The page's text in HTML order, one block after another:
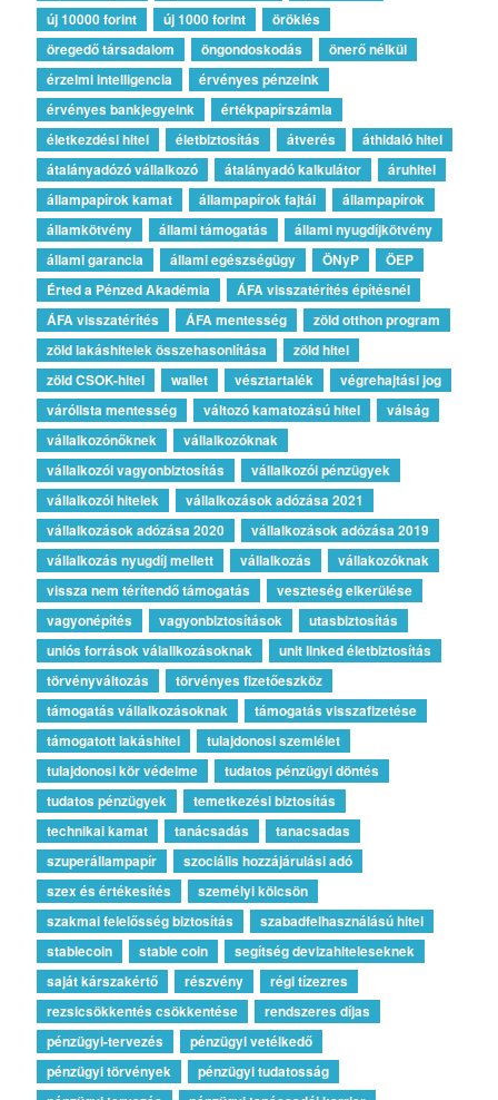
új 10000 forint
új 1000 forint
öröklés
öregedő társadalom
öngondoskodás
önerő nélkül
érzelmi intelligencia
érvényes pénzeink
érvényes bankjegyeink
értékpapírszámla
életkezdési hitel
életbiztosítás átverés
áthidaló hitel
átalányadózó vállalkozó
átalányadó kalkulátor
áruhitel
állampapírok kamat
állampapírok fajtái
állampapírok
államkötvény
állami támogatás
állami nyugdíjkötvény
állami garancia
állami egészségügy ÖNyP
ÖEP
Érted a Pénzed Akadémia
ÁFA visszatérítés építésnél
ÁFA visszatérítés
ÁFA mentesség
zöld otthon program
zöld lakáshitelek összehasonlítása
zöld hitel
zöld CSOK-hitel
wallet vésztartalék
végrehajtási jog
várólista mentesség
változó kamatozású hitel
válság
vállalkozónőknek
vállalkozóknak
vállalkozói vagyonbiztosítás
vállalkozói pénzügyek
vállalkozói hitelek
vállalkozások adózása 2021
vállalkozások adózása 2020
vállalkozások adózása 2019
vállalkozás nyugdíj mellett
vállalkozás
vállakozóknak
vissza nem térítendő támogatás
veszteség elkerülése
vagyonépítés
vagyonbiztosítások
utasbiztosítás
uniós források válallkozásoknak
unit linked életbiztosítás
törvényváltozás
törvényes fizetőeszköz
támogatás vállalkozásoknak
támogatás visszafizetése
támogatott lakáshitel
tulajdonosi szemlélet
tulajdonosi kör védelme
tudatos pénzügyi döntés
tudatos pénzügyek
temetkezési biztosítás
technikai kamat
tanácsadás
tanacsadas
szuperállampapír
szociális hozzájárulási adó
szex és értékesítés
személyi kölcsön
szakmai felelősség biztosítás
szabadfelhasználású hitel
stablecoin
stable coin
segítség devizahiteleseknek
saját kárszakértő
részvény
régi tízezres
rezsicsökkentés csökkentése
rendszeres díjas
pénzügyi-tervezés
pénzügyi vetélkedő
pénzügyi törvények
pénzügyi tudatosság